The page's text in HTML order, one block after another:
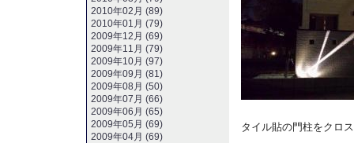
タイル貼の門柱をクロ
2010年02月 (89)
2010年01月 (79)
2009年12月 (69)
2009年11月 (79)
2009年10月 (97)
2009年09月 (81)
2009年08月 (50)
2009年07月 (66)
2009年06月 (65)
2009年05月 (69)
2009年04月 (69)